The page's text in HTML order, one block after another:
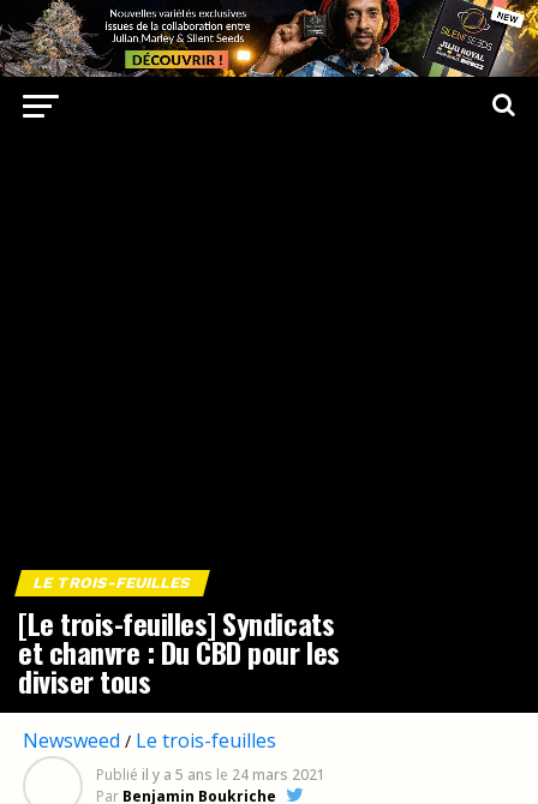
LE TROIS-FEUILLES
[Le trois-feuilles] Syndicats
et chanvre : Du CBD pour les
diviser tous
Newsweed / Le trois-feuilles
Publié il y a 5 ans le 24 mars 2021
Par Benjamin Boukriche